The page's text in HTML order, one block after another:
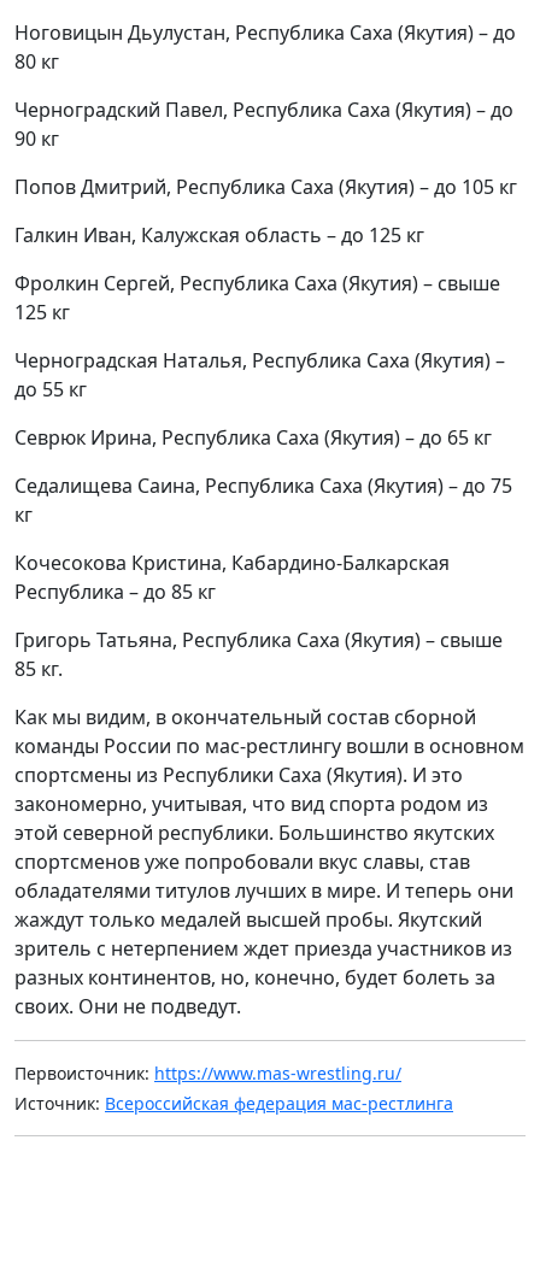
Ноговицын Дьулустан, Республика Саха (Якутия) – до
80 кг
Черноградский Павел, Республика Саха (Якутия) – до
90 кг
Попов Дмитрий, Республика Саха (Якутия) – до 105 кг
Галкин Иван, Калужская область – до 125 кг
Фролкин Сергей, Республика Саха (Якутия) – свыше
125 кг
Черноградская Наталья, Республика Саха (Якутия) –
до 55 кг
Севрюк Ирина, Республика Саха (Якутия) – до 65 кг
Седалищева Саина, Республика Саха (Якутия) – до 75
кг
Кочесокова Кристина, Кабардино-Балкарская
Республика – до 85 кг
Григорь Татьяна, Республика Саха (Якутия) – свыше
85 кг.
Как мы видим, в окончательный состав сборной
команды России по мас-рестлингу вошли в основном
спортсмены из Республики Саха (Якутия). И это
закономерно, учитывая, что вид спорта родом из
этой северной республики. Большинство якутских
спортсменов уже попробовали вкус славы, став
обладателями титулов лучших в мире. И теперь они
жаждут только медалей высшей пробы. Якутский
зритель с нетерпением ждет приезда участников из
разных континентов, но, конечно, будет болеть за
своих. Они не подведут.
Первоисточник: https://www.mas-wrestling.ru/
Источник: Всероссийская федерация мас-рестлинга